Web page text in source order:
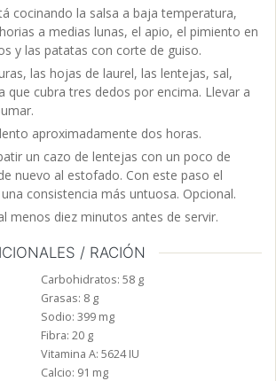
cocinando la salsa a baja temperatura,
a medias lunas, el apio, el pimiento en
y las patatas con corte de guiso.
las hojas de laurel, las lentejas, sal,
que cubra tres dedos por encima. Llevar a
aproximadamente dos horas.
un cazo de lentejas con un poco de
nuevo al estofado. Con este paso el
consistencia más untuosa. Opcional.
menos diez minutos antes de servir.
/ RACIÓN
Carbohidratos: 58 g
Grasas: 8 g
Sodio: 399 mg
Fibra: 20 g
Vitamina A: 5624 IU
Calcio: 91 mg